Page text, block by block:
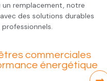
remplacement, notre
des solutions durables
commerciales
énergétique